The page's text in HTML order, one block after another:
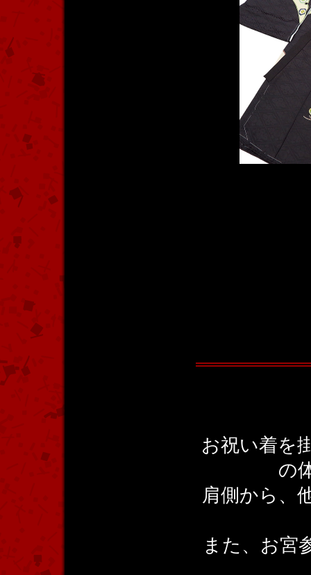
お祝い着を
の
肩側から、
また、お宮